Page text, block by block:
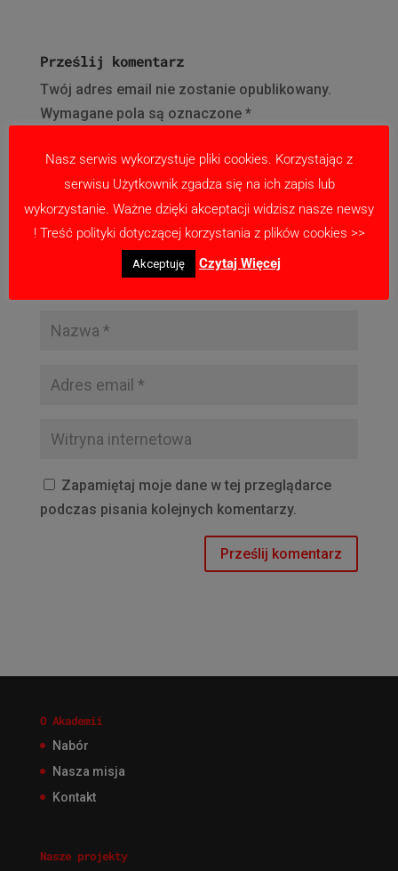
Prześlij komentarz
Twój adres email nie zostanie opublikowany.
Wymagane pola są oznaczone *
Zapamiętaj moje dane w tej przeglądarce
podczas pisania kolejnych komentarzy.
O Akademii
Nabór
Nasza misja
Kontakt
Nasze projekty
Nasz serwis wykorzystuje pliki cookies. Korzystając z
serwisu Użytkownik zgadza się na ich zapis lub
wykorzystanie. Ważne dzięki akceptacji widzisz nasze newsy
! Treść polityki dotyczącej korzystania z plików cookies >>
Akceptuję Czytaj Więcej